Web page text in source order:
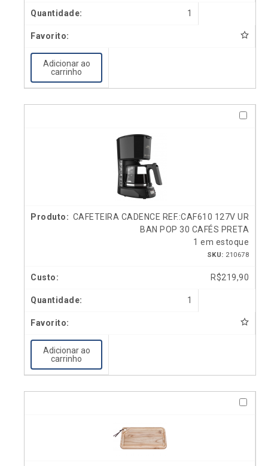
1
Adicionar ao
carrinho
CAFETEIRA CADENCE REF.:CAF610 127V UR
BAN POP 30 CAFÉS PRETA
1 em estoque
SKU: 210678
R$219,90
1
Adicionar ao
carrinho